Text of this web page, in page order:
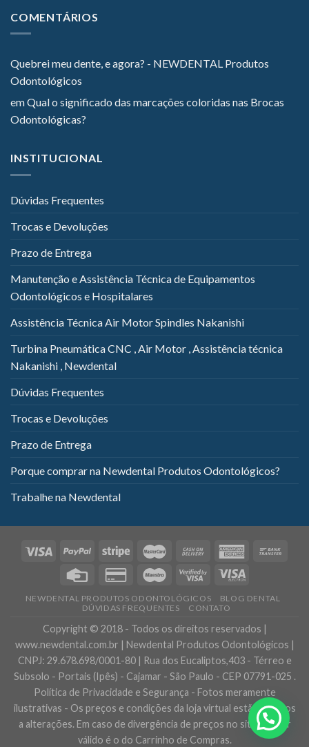
COMENTÁRIOS
Quebrei meu dente, e agora? - NEWDENTAL Produtos
Odontológicos
emQual o significado das marcações coloridas nas Brocas
Odontológicas?
INSTITUCIONAL
Dúvidas Frequentes
Trocas e Devoluções
Prazo de Entrega
Manutenção e Assistência Técnica de Equipamentos
Odontológicos e Hospitalares
Assistência Técnica Air Motor Spindles Nakanishi
Turbina Pneumática CNC , Air Motor , Assistência técnica
Nakanishi , Newdental
Dúvidas Frequentes
Trocas e Devoluções
Prazo de Entrega
Porque comprar na Newdental Produtos Odontológicos?
Trabalhe na Newdental
NEWDENTAL PRODUTOS ODONTOLÓGICOS
BLOG DENTAL
DÚVIDAS FREQUENTES
CONTATO
Copyright © 2018 - Todos os direitos reservados |
www.newdental.com.br | Newdental Produtos Odontológicos |
CNPJ: 29.678.698/0001-80 | Rua dos Eucaliptos,403 - Térreo e
Subsolo - Portais (Ipês) - Cajamar - São Paulo - CEP 07791-025 .
Política de Privacidade e Segurança - Fotos meramente
ilustrativas - Os preços e condições da loja virtual estão sujeitos
a alterações. Em caso de divergência de preços no site, o valor
válido é o do Carrinho de Compras.